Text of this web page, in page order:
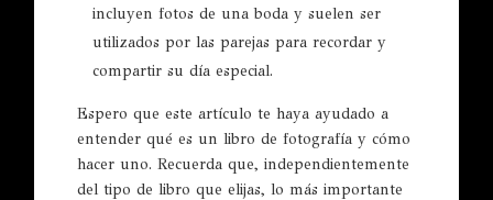
incluyen fotos de una boda y suelen ser
utilizados por las parejas para recordar y
compartir su día especial.
Espero que este artículo te haya ayudado a
entender qué es un libro de fotografía y cómo
hacer uno. Recuerda que, independientemente
del tipo de libro que elijas, lo más importante